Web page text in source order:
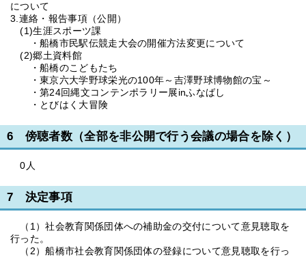
について
3.連絡・報告事項（公開）
(1)生涯スポーツ課
・船橋市民駅伝競走大会の開催方法変更について
(2)郷土資料館
・船橋のこどもたち
・東京六大学野球栄光の100年～吉澤野球博物館の宝～
・第24回縄文コンテンポラリー展inふなばし
・とびはく大冒険
6 傍聴者数（全部を非公開で行う会議の場合を除く）
0人
7 決定事項
（1）社会教育関係団体への補助金の交付について意見聴取を
行った。
（2）船橋市社会教育関係団体の登録について意見聴取を行っ